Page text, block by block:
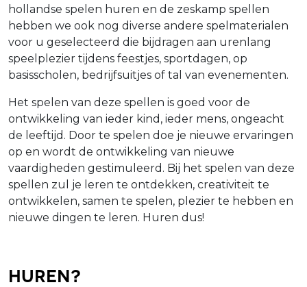
hollandse spelen huren en de zeskamp spellen
hebben we ook nog diverse andere spelmaterialen
voor u geselecteerd die bijdragen aan urenlang
speelplezier tijdens feestjes, sportdagen, op
basisscholen, bedrijfsuitjes of tal van evenementen.
Het spelen van deze spellen is goed voor de
ontwikkeling van ieder kind, ieder mens, ongeacht
de leeftijd. Door te spelen doe je nieuwe ervaringen
op en wordt de ontwikkeling van nieuwe
vaardigheden gestimuleerd. Bij het spelen van deze
spellen zul je leren te ontdekken, creativiteit te
ontwikkelen, samen te spelen, plezier te hebben en
nieuwe dingen te leren. Huren dus!
Huren?